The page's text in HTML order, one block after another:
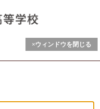
×ウィンドウを閉じる